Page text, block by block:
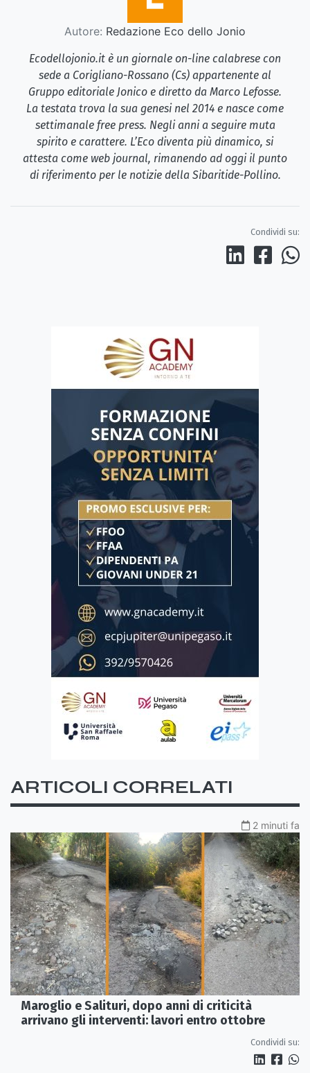
Autore: Redazione Eco dello Jonio
Ecodellojonio.it è un giornale on-line calabrese con
sede a Corigliano-Rossano (Cs) appartenente al
Gruppo editoriale Jonico e diretto da Marco Lefosse.
La testata trova la sua genesi nel 2014 e nasce come
settimanale free press. Negli anni a seguire muta
spirito e carattere. L’Eco diventa più dinamico, si
attesta come web journal, rimanendo ad oggi il punto
di riferimento per le notizie della Sibaritide-Pollino.
Condividi su:
ARTICOLI CORRELATI
2 minuti fa
Maroglio e Salituri, dopo anni di criticità
arrivano gli interventi: lavori entro ottobre
Condividi su: